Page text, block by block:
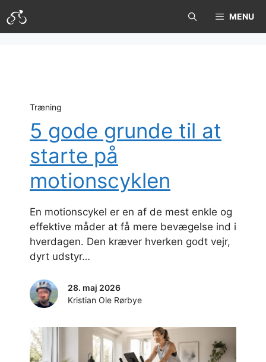
til
indhold
MENU
Træning
5 gode grunde til at
starte på
motionscyklen
En motionscykel er en af de mest enkle og
effektive måder at få mere bevægelse ind i
hverdagen. Den kræver hverken godt vejr,
dyrt udstyr…
28. maj 2026
Kristian Ole Rørbye